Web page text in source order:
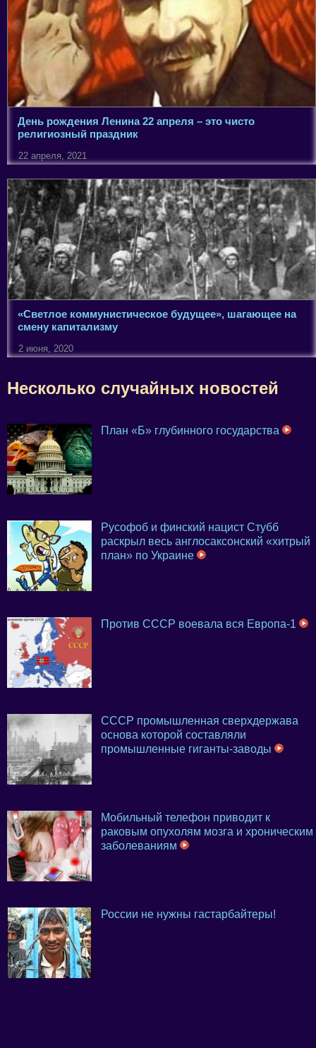
День рождения Ленина 22 апреля – это чисто
религиозный праздник
22 апреля, 2021
«Светлое коммунистическое будущее», шагающее на
смену капитализму
2 июня, 2020
Несколько случайных новостей
План «Б» глубинного государства
Русофоб и финский нацист Стубб
раскрыл весь англосаксонский «хитрый
план» по Украине
Против СССР воевала вся Европа-1
СССР промышленная сверхдержава
основа которой составляли
промышленные гиганты-заводы
Мобильный телефон приводит к
раковым опухолям мозга и хроническим
заболеваниям
России не нужны гастарбайтеры!